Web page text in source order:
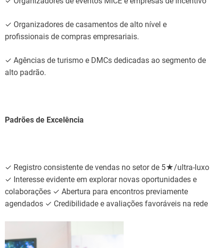
✓ Organizadores de casamentos de alto nível e
profissionais de compras empresariais.
✓ Agências de turismo e DMCs dedicadas ao segmento de
alto padrão.
Padrões de Excelência
✓ Registro consistente de vendas no setor de 5★/ultra-luxo
✓ Interesse evidente em explorar novas oportunidades e
colaborações ✓ Abertura para encontros previamente
agendados ✓ Credibilidade e avaliações favoráveis na rede